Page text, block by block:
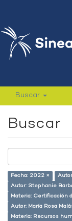
Buscar
Buscar
Fecha: 2022 ×
Autor: Stephanie
Materia: Certificación
Autor: María Rosa
Materia: Recursos